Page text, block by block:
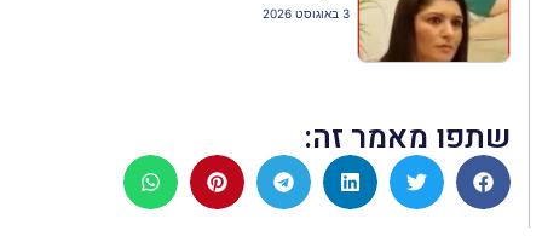
3 באוגוסט 2026
שתפו מאמר זה: